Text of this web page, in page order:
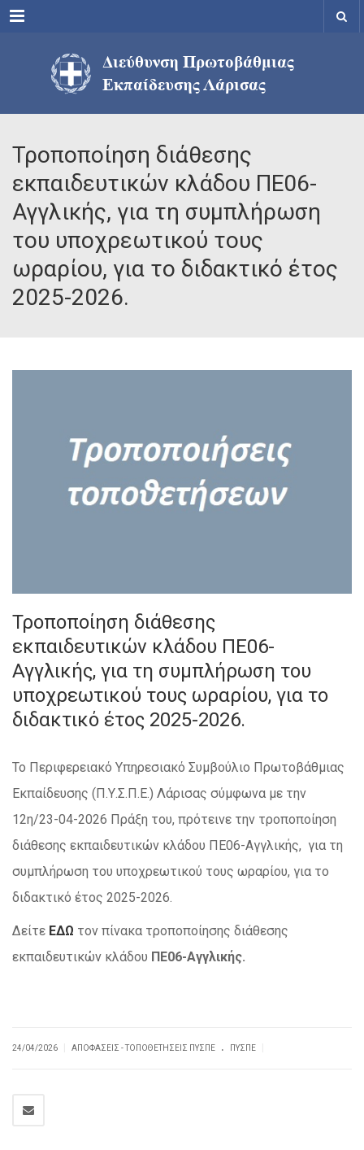
Menu
Τροποποίηση διάθεσης
εκπαιδευτικών κλάδου ΠΕ06-
Αγγλικής, για τη συμπλήρωση
του υποχρεωτικού τους
ωραρίου, για το διδακτικό έτος
2025-2026.
Τροποποίηση διάθεσης
εκπαιδευτικών κλάδου ΠΕ06-
Αγγλικής, για τη συμπλήρωση του
υποχρεωτικού τους ωραρίου, για το
διδακτικό έτος 2025-2026.
Το Περιφερειακό Υπηρεσιακό Συμβούλιο Πρωτοβάθμιας
Εκπαίδευσης (Π.Υ.Σ.Π.Ε.) Λάρισας σύμφωνα με την
12η/23-04-2026 Πράξη του, πρότεινε την τροποποίηση
διάθεσης εκπαιδευτικών κλάδου ΠΕ06-Αγγλικής, για τη
συμπλήρωση του υποχρεωτικού τους ωραρίου, για το
διδακτικό έτος 2025-2026.
Δείτε ΕΔΩ τον πίνακα τροποποίησης διάθεσης
εκπαιδευτικών κλάδου ΠΕ06-Αγγλικής.
24/04/2026 ΑΠΟΦΆΣΕΙΣ - ΤΟΠΟΘΕΤΉΣΕΙΣ ΠΥΣΠΕ . ΠΥΣΠΕ